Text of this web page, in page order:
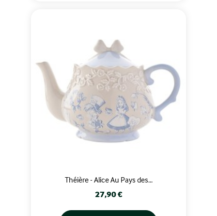
Théière - Alice Au Pays des...
Prix
27,90 €